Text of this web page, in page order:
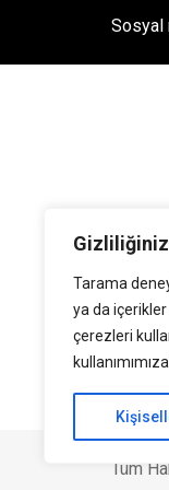
Tarama
ya da
çerezleri
Sosyal
Tüm